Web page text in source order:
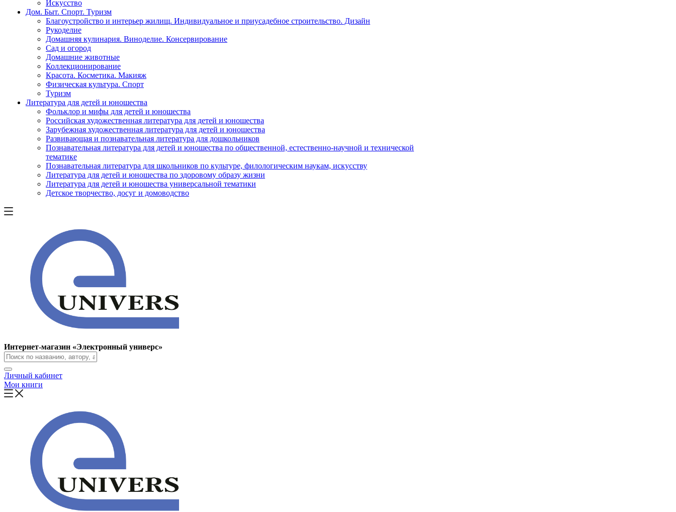
Искусство
Дом. Быт. Спорт. Туризм
Благоустройство и интерьер жилищ. Индивидуальное и приусадебное строительство. Дизайн
Рукоделие
Домашняя кулинария. Виноделие. Консервирование
Сад и огород
Домашние животные
Коллекционирование
Красота. Косметика. Макияж
Физическая культура. Спорт
Туризм
Литература для детей и юношества
Фольклор и мифы для детей и юношества
Российская художественная литература для детей и юношества
Зарубежная художественная литература для детей и юношества
Развивающая и познавательная литература для дошкольников
Познавательная литература для детей и юношества по общественной, естественно-научной и технической
тематике
Познавательная литература для школьников по культуре, филологическим наукам, искусству
Литература для детей и юношества по здоровому образу жизни
Литература для детей и юношества универсальной тематики
Детское творчество, досуг и домоводство
Интернет-магазин «Электронный универс»
Личный кабинет
Мои книги